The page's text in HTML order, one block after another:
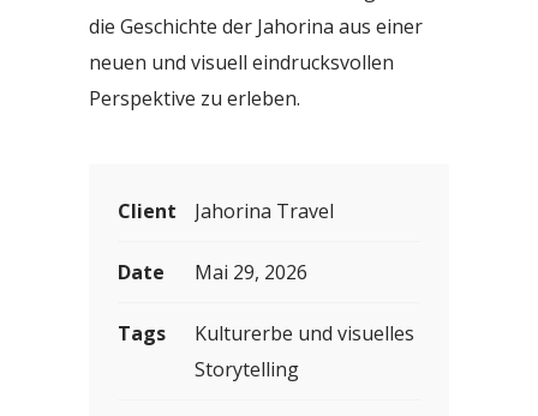
die Geschichte der Jahorina aus einer
neuen und visuell eindrucksvollen
Perspektive zu erleben.
Client Jahorina Travel
Date Mai 29, 2026
Tags
Kulturerbe und visuelles
Storytelling